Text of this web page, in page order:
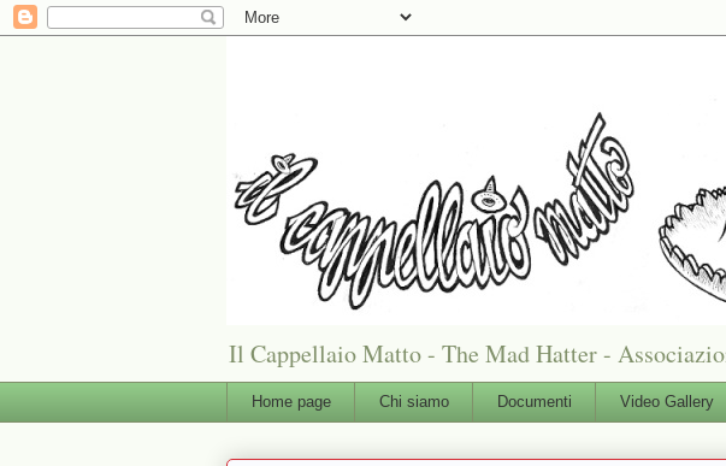
Il Cappellaio Matto - The Mad Hatter -
Home page Chi siamo Documenti Video Gallery